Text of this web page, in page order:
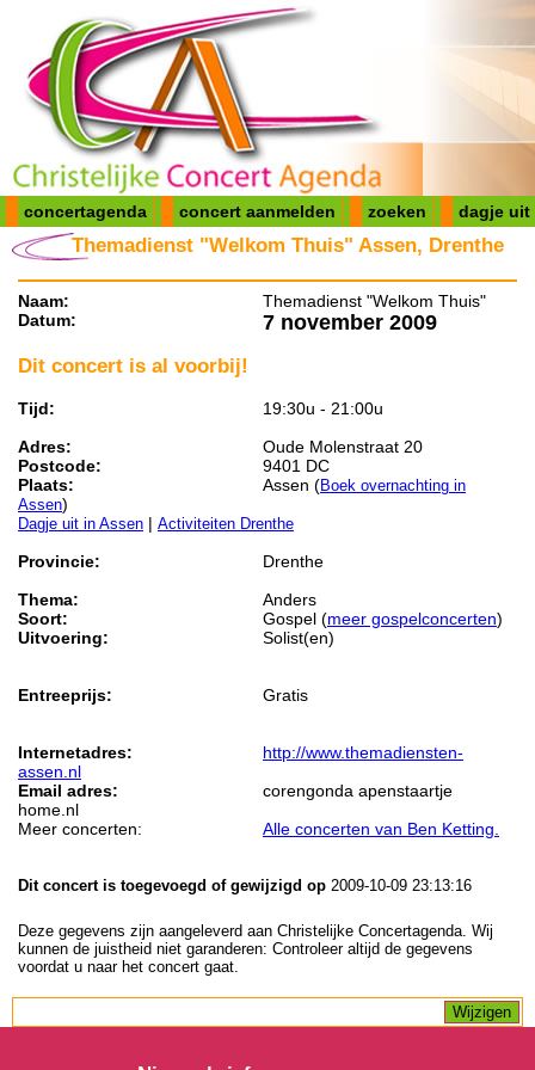
concertagenda concert aanmelden zoeken dagje uit
Themadienst "Welkom Thuis" Assen, Drenthe
Naam:
Themadienst "Welkom Thuis"
Datum:
7 november 2009
Dit concert is al voorbij!
Tijd:
19:30u - 21:00u
Adres:
Oude Molenstraat 20
Postcode:
9401 DC
Plaats:
Assen (Boek overnachting in
Assen)
Dagje uit in Assen | Activiteiten Drenthe
Provincie:
Drenthe
Thema:
Anders
Soort:
Gospel (meer gospelconcerten)
Uitvoering:
Solist(en)
Entreeprijs: Gratis
Internetadres:
http://www.themadiensten-
assen.nl
Email adres:
corengonda apenstaartje
home.nl
Meer concerten:
Alle concerten van Ben Ketting.
Dit concert is toegevoegd of gewijzigd op 2009-10-09 23:13:16
Deze gegevens zijn aangeleverd aan Christelijke Concertagenda. Wij
kunnen de juistheid niet garanderen: Controleer altijd de gegevens
voordat u naar het concert gaat.